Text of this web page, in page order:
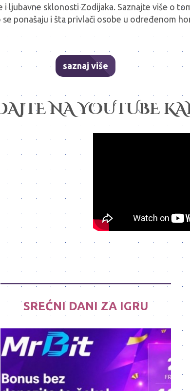
ljubavne sklonosti Zodijaka. Saznajte više o
se ponašaju i šta privlači osobe u određenom
saznaj više
NA YOUTUBE
SREĆNI DANI ZA IGRU